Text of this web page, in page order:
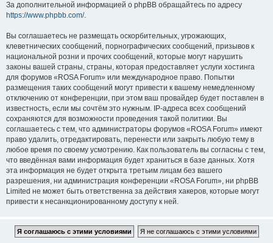
За дополнительной информацией о phpBB обращайтесь по адресу
https://www.phpbb.com/.
Вы соглашаетесь не размещать оскорбительных, угрожающих,
клеветнических сообщений, порнографических сообщений, призывов к
национальной розни и прочих сообщений, которые могут нарушить
законы вашей страны, страны, которая предоставляет услуги хостинга
для форумов «ROSA Forum» или международное право. Попытки
размещения таких сообщений могут привести к вашему немедленному
отключению от конференции, при этом ваш провайдер будет поставлен в
известность, если мы сочтём это нужным. IP-адреса всех сообщений
сохраняются для возможности проведения такой политики. Вы
соглашаетесь с тем, что администраторы форумов «ROSA Forum» имеют
право удалить, отредактировать, перенести или закрыть любую тему в
любое время по своему усмотрению. Как пользователь вы согласны с тем,
что введённая вами информация будет храниться в базе данных. Хотя
эта информация не будет открыта третьим лицам без вашего
разрешения, ни администрация конференции «ROSA Forum», ни phpBB
Limited не может быть ответственна за действия хакеров, которые могут
привести к несанкционированному доступу к ней.